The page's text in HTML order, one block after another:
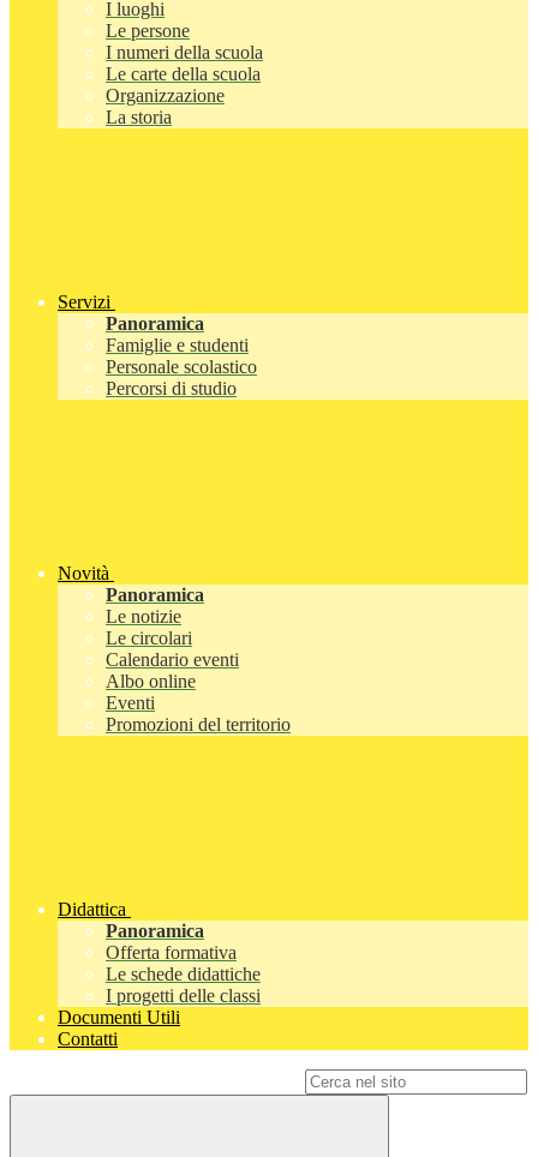
I luoghi
Le persone
I numeri della scuola
Le carte della scuola
Organizzazione
La storia
Servizi
Panoramica
Famiglie e studenti
Personale scolastico
Percorsi di studio
Novità
Panoramica
Le notizie
Le circolari
Calendario eventi
Albo online
Eventi
Promozioni del territorio
Didattica
Panoramica
Offerta formativa
Le schede didattiche
I progetti delle classi
Documenti Utili
Contatti